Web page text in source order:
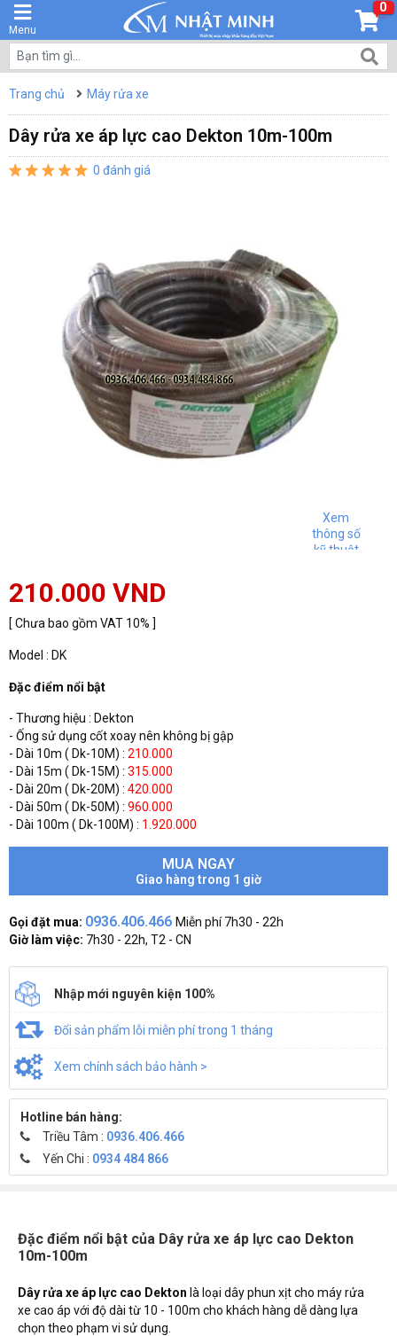
Menu
0
Trang chủ Máy rửa xe
Dây rửa xe áp lực cao Dekton 10m-100m
0 đánh giá
Xem
thông số
kỹ thuật
210.000 VND
[ Chưa bao gồm VAT 10% ]
Model : DK
Đặc điểm nổi bật
- Thương hiệu : Dekton
- Ống sử dụng cốt xoay nên không bị gập
- Dài 10m ( Dk-10M) : 210.000
- Dài 15m ( Dk-15M) : 315.000
- Dài 20m ( Dk-20M) : 420.000
- Dài 50m ( Dk-50M) : 960.000
- Dài 100m ( Dk-100M) : 1.920.000
MUA NGAY
Giao hàng trong 1 giờ
Gọi đặt mua: 0936.406.466 Miễn phí 7h30 - 22h
Giờ làm việc: 7h30 - 22h, T2 - CN
Nhập mới nguyên kiện 100%
Đổi sản phẩm lỗi miễn phí trong 1 tháng
Xem chính sách bảo hành >
Hotline bán hàng:
Triều Tâm : 0936.406.466
Yến Chi : 0934 484 866
Đặc điểm nổi bật của Dây rửa xe áp lực cao Dekton
10m-100m
Dây rửa xe áp lực cao Dekton là loại dây phun xịt cho máy rửa
xe cao áp với độ dài từ 10 - 100m cho khách hàng dễ dàng lựa
chọn theo phạm vi sử dụng.